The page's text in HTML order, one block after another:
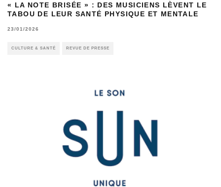
« LA NOTE BRISÉE » : DES MUSICIENS LÈVENT LE
TABOU DE LEUR SANTÉ PHYSIQUE ET MENTALE
23/01/2026
CULTURE & SANTÉ REVUE DE PRESSE